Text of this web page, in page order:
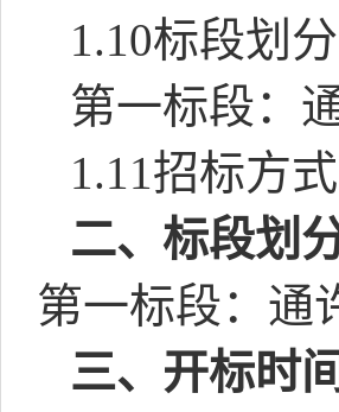
1.10标段划
第一标段：
1.11招标方
二、标段划
第一标段：通
三、开标时间